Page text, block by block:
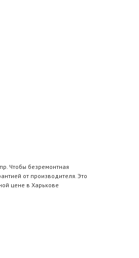
Чтобы безремонтная
от производителя. Это
цене в Харькове